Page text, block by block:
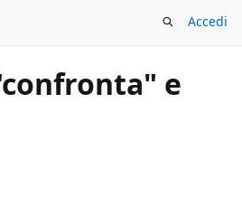
Accedi
e